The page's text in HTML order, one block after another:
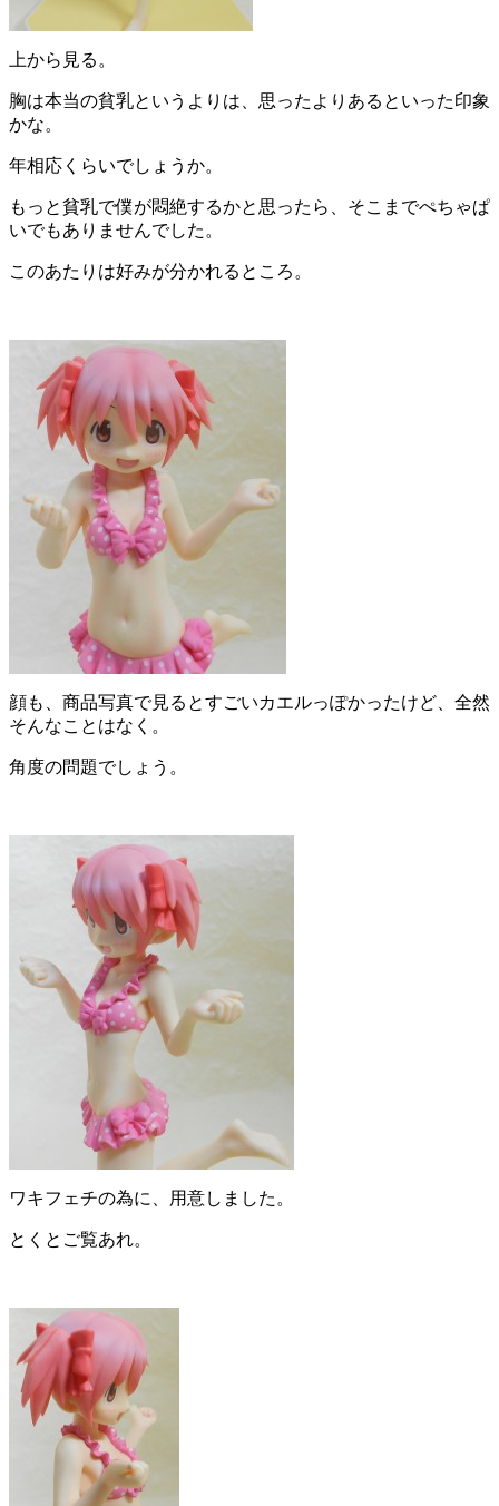
上から見る。
胸は本当の貧乳というよりは、思ったよりあるといった印象
かな。
年相応くらいでしょうか。
もっと貧乳で僕が悶絶するかと思ったら、そこまでぺちゃぱ
いでもありませんでした。
このあたりは好みが分かれるところ。
顔も、商品写真で見るとすごいカエルっぽかったけど、全然
そんなことはなく。
角度の問題でしょう。
ワキフェチの為に、用意しました。
とくとご覧あれ。